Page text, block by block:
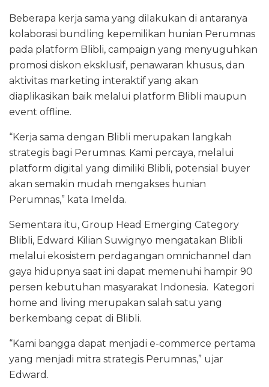
Beberapa kerja sama yang dilakukan di antaranya
kolaborasi bundling kepemilikan hunian Perumnas
pada platform Blibli, campaign yang menyuguhkan
promosi diskon eksklusif, penawaran khusus, dan
aktivitas marketing interaktif yang akan
diaplikasikan baik melalui platform Blibli maupun
event offline.
“Kerja sama dengan Blibli merupakan langkah
strategis bagi Perumnas. Kami percaya, melalui
platform digital yang dimiliki Blibli, potensial buyer
akan semakin mudah mengakses hunian
Perumnas,” kata Imelda.
Sementara itu, Group Head Emerging Category
Blibli, Edward Kilian Suwignyo mengatakan Blibli
melalui ekosistem perdagangan omnichannel dan
gaya hidupnya saat ini dapat memenuhi hampir 90
persen kebutuhan masyarakat Indonesia. Kategori
home and living merupakan salah satu yang
berkembang cepat di Blibli.
“Kami bangga dapat menjadi e-commerce pertama
yang menjadi mitra strategis Perumnas,” ujar
Edward.